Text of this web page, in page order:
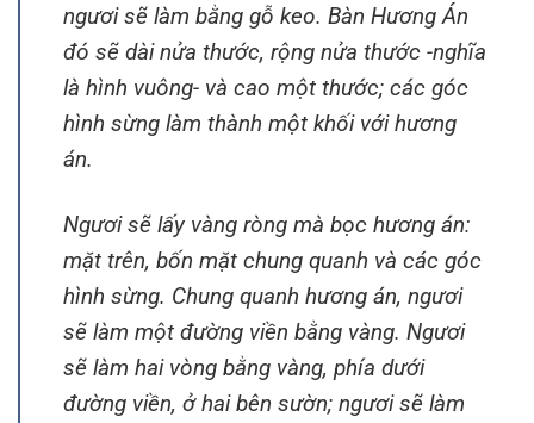
ngươi sẽ làm bằng gỗ keo. Bàn Hương Án
đó sẽ dài nửa thước, rộng nửa thước -nghĩa
là hình vuông- và cao một thước; các góc
hình sừng làm thành một khối với hương
án.
Ngươi sẽ lấy vàng ròng mà bọc hương án:
mặt trên, bốn mặt chung quanh và các góc
hình sừng. Chung quanh hương án, ngươi
sẽ làm một đường viền bằng vàng. Ngươi
sẽ làm hai vòng bằng vàng, phía dưới
đường viền, ở hai bên sườn; ngươi sẽ làm